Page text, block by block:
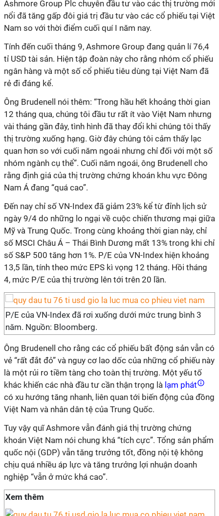
Ashmore Group Plc chuyên đầu tư vào các thị trường mới
nổi đã tăng gấp đôi giá trị đầu tư vào các cổ phiếu tại Việt
Nam so với thời điểm cuối quí I năm nay.
Tính đến cuối tháng 9, Ashmore Group đang quản lí 76,4
tỉ USD tài sản. Hiện tập đoàn này cho rằng nhóm cổ phiếu
ngân hàng và một số cổ phiếu tiêu dùng tại Việt Nam đã
rẻ đi đáng kể.
Ông Brudenell nói thêm: “Trong hầu hết khoảng thời gian
12 tháng qua, chúng tôi đầu tư rất ít vào Việt Nam nhưng
vài tháng gần đây, tình hình đã thay đổi khi chúng tôi thấy
thị trường xuống hạng. Giờ đây chúng tôi cảm thấy lạc
quan hơn so với cuối năm ngoái nhưng chỉ đối với một số
nhóm ngành cụ thể”. Cuối năm ngoái, ông Brudenell cho
rằng định giá của thị trường chứng khoán khu vực Đông
Nam Á đang “quá cao”.
Đến nay chỉ số VN-Index đã giảm 23% kể từ đỉnh lịch sử
ngày 9/4 do những lo ngại về cuộc chiến thương mại giữa
Mỹ và Trung Quốc. Trong cùng khoảng thời gian này, chỉ
số MSCI Châu Á – Thái Bình Dương mất 13% trong khi chỉ
số S&P 500 tăng hơn 1%. P/E của VN-Index hiện khoảng
13,5 lần, tính theo mức EPS kì vọng 12 tháng. Hồi tháng
4, mức P/E của thị trường lên tới trên 20 lần.
P/E của VN-Index đã rơi xuống dưới mức trung bình 3
năm. Nguồn: Bloomberg.
Ông Brudenell cho rằng các cổ phiếu bất động sản vẫn có
vẻ “rất đắt đỏ” và nguy cơ lao dốc của những cổ phiếu này
là một rủi ro tiềm tàng cho toàn thị trường. Một yếu tố
khác khiến các nhà đầu tư cần thận trọng là lạm phát
có xu hướng tăng nhanh, liên quan tới biến động của đồng
Việt Nam và nhân dân tệ của Trung Quốc.
Tuy vậy quĩ Ashmore vẫn đánh giá thị trường chứng
khoán Việt Nam nói chung khá “tích cực”. Tổng sản phẩm
quốc nội (GDP) vẫn tăng trưởng tốt, đồng nội tệ không
chịu quá nhiều áp lực và tăng trưởng lợi nhuận doanh
nghiệp “vẫn ở mức khá cao”.
Xem thêm